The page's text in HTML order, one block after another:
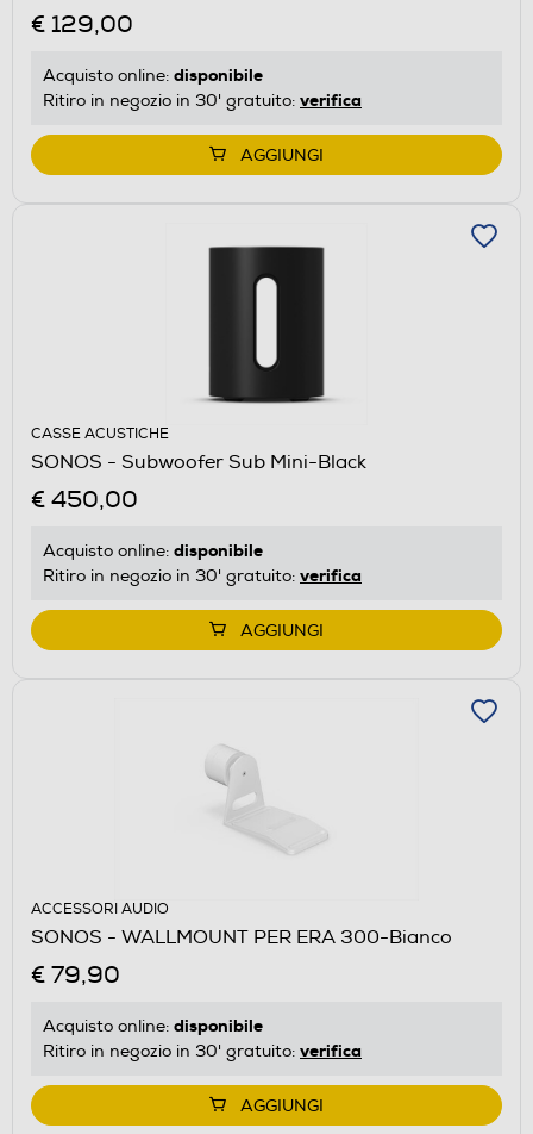
€ 129,00
Acquisto online: disponibile
Ritiro in negozio in 30' gratuito: verifica
AGGIUNGI
CASSE ACUSTICHE
SONOS - Subwoofer Sub Mini-Black
€ 450,00
Acquisto online: disponibile
Ritiro in negozio in 30' gratuito: verifica
AGGIUNGI
ACCESSORI AUDIO
SONOS - WALLMOUNT PER ERA 300-Bianco
€ 79,90
Acquisto online: disponibile
Ritiro in negozio in 30' gratuito: verifica
AGGIUNGI